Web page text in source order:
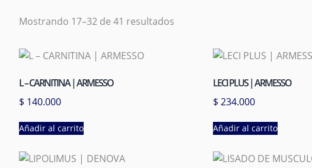
Mostrando 17–32 de 41 resultados
L – CARNITINA | ARMESSO
$ 140.000
Añadir al carrito
LECI PLUS | ARMESSO
$ 234.000
Añadir al carrito